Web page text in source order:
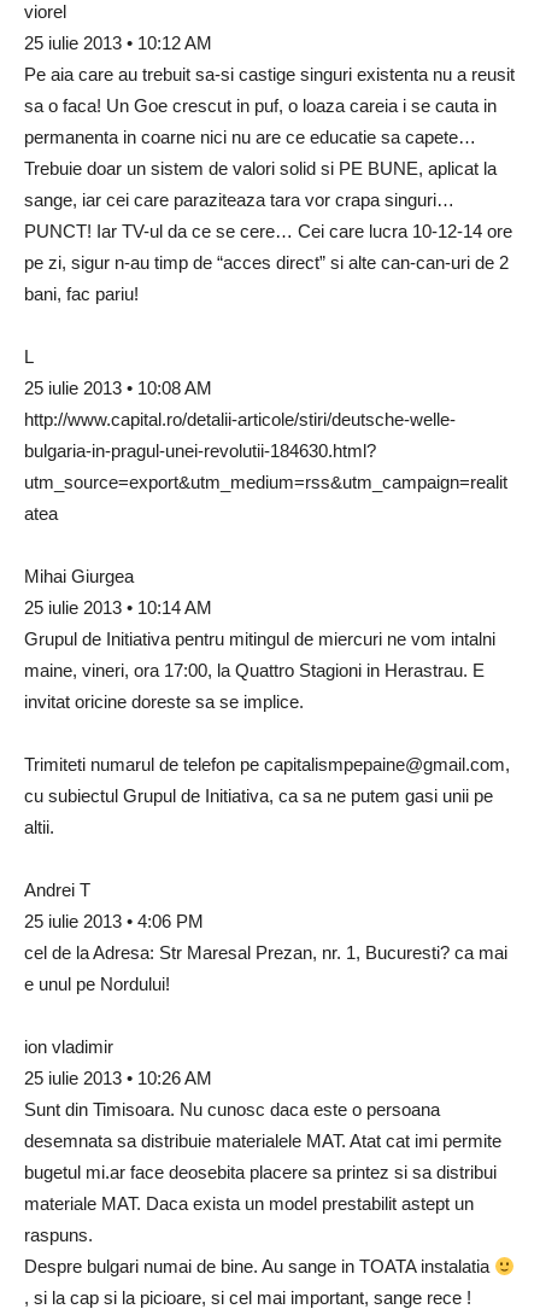
viorel
25 iulie 2013 • 10:12 AM
Pe aia care au trebuit sa-si castige singuri existenta nu a reusit
sa o faca! Un Goe crescut in puf, o loaza careia i se cauta in
permanenta in coarne nici nu are ce educatie sa capete…
Trebuie doar un sistem de valori solid si PE BUNE, aplicat la
sange, iar cei care paraziteaza tara vor crapa singuri…
PUNCT! Iar TV-ul da ce se cere… Cei care lucra 10-12-14 ore
pe zi, sigur n-au timp de “acces direct” si alte can-can-uri de 2
bani, fac pariu!
L
25 iulie 2013 • 10:08 AM
http://www.capital.ro/detalii-articole/stiri/deutsche-welle-
bulgaria-in-pragul-unei-revolutii-184630.html?
utm_source=export&utm_medium=rss&utm_campaign=realit
atea
Mihai Giurgea
25 iulie 2013 • 10:14 AM
Grupul de Initiativa pentru mitingul de miercuri ne vom intalni
maine, vineri, ora 17:00, la Quattro Stagioni in Herastrau. E
invitat oricine doreste sa se implice.
Trimiteti numarul de telefon pe capitalismpepaine@gmail.com,
cu subiectul Grupul de Initiativa, ca sa ne putem gasi unii pe
altii.
Andrei T
25 iulie 2013 • 4:06 PM
cel de la Adresa: Str Maresal Prezan, nr. 1, Bucuresti? ca mai
e unul pe Nordului!
ion vladimir
25 iulie 2013 • 10:26 AM
Sunt din Timisoara. Nu cunosc daca este o persoana
desemnata sa distribuie materialele MAT. Atat cat imi permite
bugetul mi.ar face deosebita placere sa printez si sa distribui
materiale MAT. Daca exista un model prestabilit astept un
raspuns.
Despre bulgari numai de bine. Au sange in TOATA instalatia
, si la cap si la picioare, si cel mai important, sange rece !